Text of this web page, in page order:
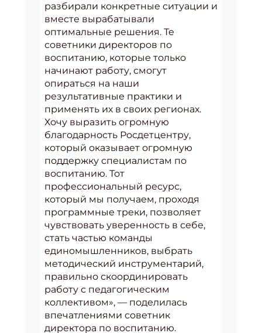
разбирали конкретные ситуации и
вместе вырабатывали
оптимальные решения. Те
советники директоров по
воспитанию, которые только
начинают работу, смогут
опираться на наши
результативные практики и
применять их в своих регионах.
Хочу выразить огромную
благодарность Росдетцентру,
который оказывает огромную
поддержку специалистам по
воспитанию. Тот
профессиональный ресурс,
который мы получаем, проходя
программные треки, позволяет
чувствовать уверенность в себе,
стать частью команды
единомышленников, выбрать
методический инструментарий,
правильно скоординировать
работу с педагогическим
коллективом», — поделилась
впечатлениями советник
директора по воспитанию.